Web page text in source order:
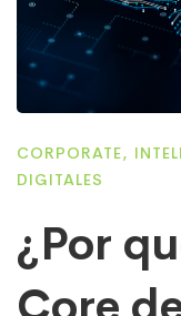
CORPORATE,
DIGITALES
¿Por